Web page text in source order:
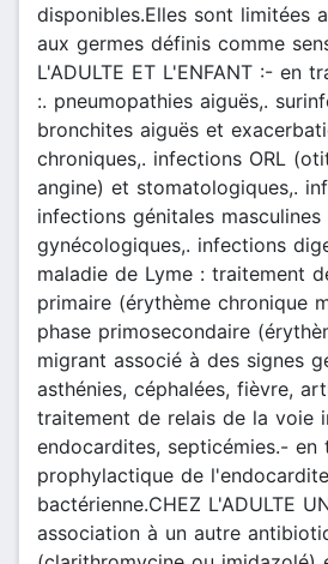
disponibles.Elles sont limitées
aux germes définis comme
L'ADULTE ET L'ENFANT :- en
:. pneumopathies aiguës,.
bronchites aiguës et
chroniques,. infections ORL
angine) et stomatologiques,.
infections génitales
gynécologiques,. infections
maladie de Lyme : traitement
primaire (érythème chronique
phase primosecondaire
migrant associé à des signes
asthénies, céphalées, fièvre,
traitement de relais de la voie
endocardites, septicémies.- en
prophylactique de l'endocardite
bactérienne.CHEZ L'ADULTE
association à un autre